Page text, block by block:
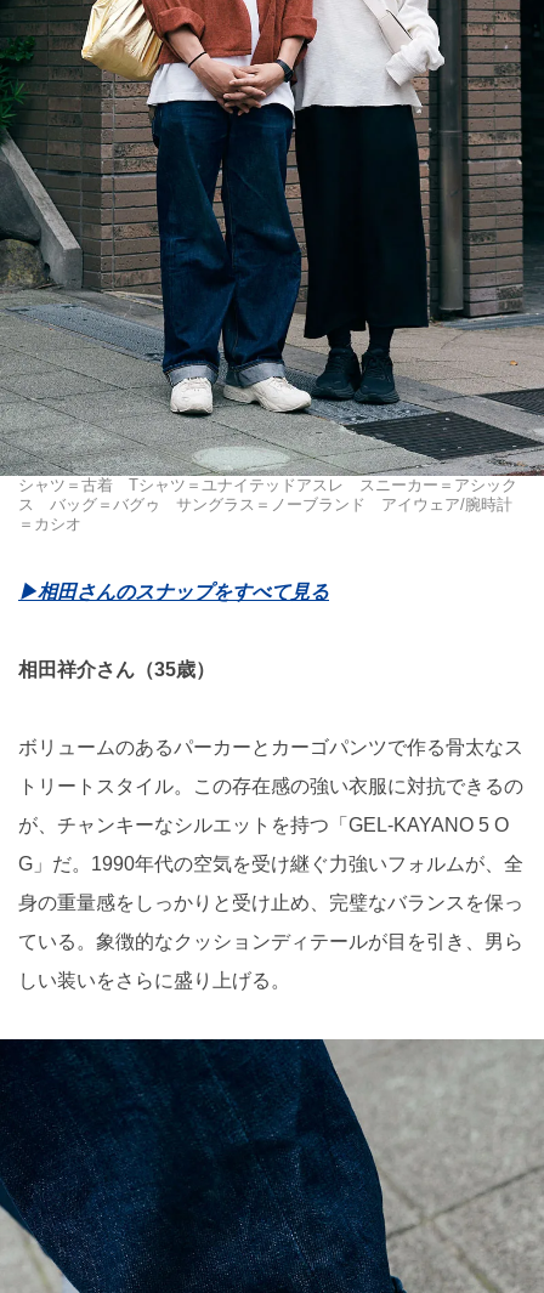
シャツ＝古着 Tシャツ＝ユナイテッドアスレ スニーカー＝アシック
ス バッグ＝バグゥ サングラス＝ノーブランド アイウェア/腕時計
＝カシオ
▶︎相田さんのスナップをすべて見る
相田祥介さん（35歳）
ボリュームのあるパーカーとカーゴパンツで作る骨太なス
トリートスタイル。この存在感の強い衣服に対抗できるの
が、チャンキーなシルエットを持つ「GEL-KAYANO 5 O
G」だ。1990年代の空気を受け継ぐ力強いフォルムが、全
身の重量感をしっかりと受け止め、完璧なバランスを保っ
ている。象徴的なクッションディテールが目を引き、男ら
しい装いをさらに盛り上げる。